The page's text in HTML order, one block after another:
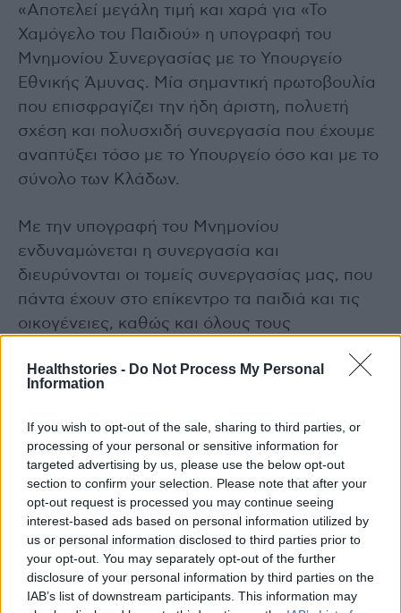
Healthstories - Do Not Process My Personal
Information
If you wish to opt-out of the sale, sharing to third parties, or
processing of your personal or sensitive information for
targeted advertising by us, please use the below opt-out
section to confirm your selection. Please note that after your
opt-out request is processed you may continue seeing
interest-based ads based on personal information utilized by
us or personal information disclosed to third parties prior to
your opt-out. You may separately opt-out of the further
disclosure of your personal information by third parties on the
IAB’s list of downstream participants. This information may
«Αποτελεί μεγάλη τιμή και χαρά για «Το
Χαμόγελο του Παιδιού» η υπογραφή του
Μνημονίου Συνεργασίας με το Υπουργείο
Εθνικής Άμυνας. Μία σημαντική πρωτοβουλία
που επισφραγίζει την ήδη άριστη, πολυετή
σχέση και πολυσχιδή συνεργασία που έχουμε
αναπτύξει τόσο με το Υπουργείο όσο και με το
σύνολο των Κλάδων.
Με την υπογραφή του Μνημονίου
ενδυναμώνεται η συνεργασία και
διευρύνονται οι τομείς συνεργασίας μας, που
πάντα έχουν στο επίκεντρο τα παιδιά και τις
οικογένειες, καθώς και όλους τους
Διαβάστε επίσης
Απειλές για τη ζωή του A. Γεωργιάδη μέσω
Facebook – Μια σύλληψη, μετά τη μήνυση που
υπέβαλε
Αναλυτικός διατροφικός οδηγός για την
επιβράδυνση της νόσου Alzheimer – Τα υπέρ